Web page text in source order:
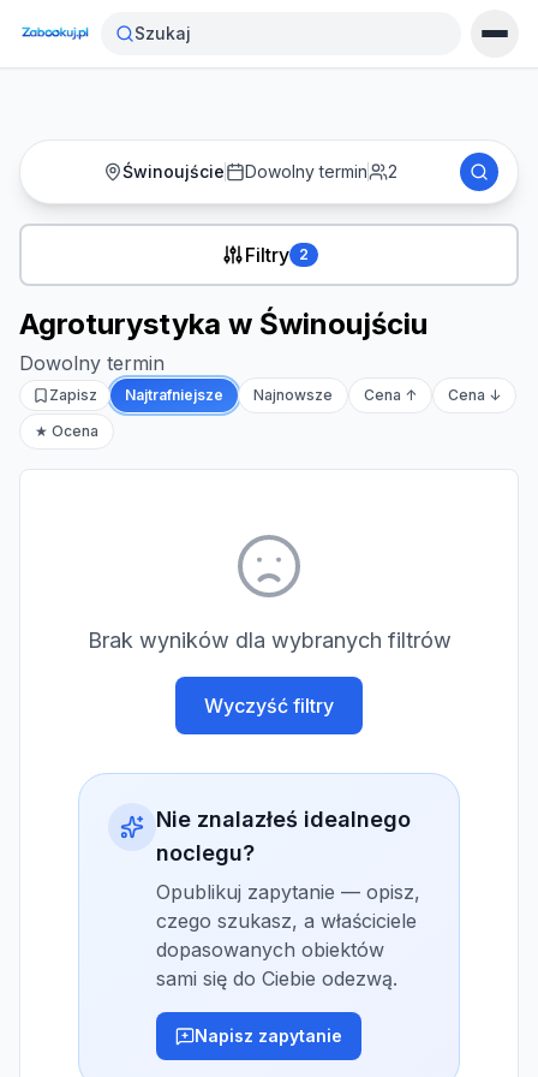
Strona główna›Noclegi
Szukaj
Świnoujście Dowolny termin 2
Filtry 2
Agroturystyka w Świnoujściu
Dowolny termin
Zapisz Najtrafniejsze Najnowsze Cena ↑
Cena ↓
★ Ocena
Brak wyników dla wybranych filtrów
Wyczyść filtry
Nie znalazłeś idealnego
noclegu?
Opublikuj zapytanie — opisz,
czego szukasz, a właściciele
dopasowanych obiektów
sami się do Ciebie odezwą.
Napisz zapytanie